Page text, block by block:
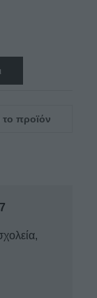
το προϊόν